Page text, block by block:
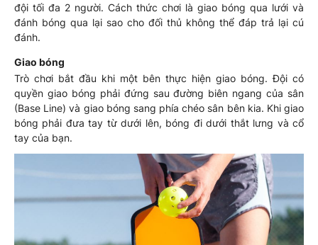
đội tối đa 2 người. Cách thức chơi là giao bóng qua lưới và
đánh bóng qua lại sao cho đối thủ không thể đáp trả lại cú
đánh.
Giao bóng
Trò chơi bắt đầu khi một bên thực hiện giao bóng. Đội có
quyền giao bóng phải đứng sau đường biên ngang của sân
(Base Line) và giao bóng sang phía chéo sân bên kia. Khi giao
bóng phải đưa tay từ dưới lên, bóng đi dưới thắt lưng và cổ
tay của bạn.